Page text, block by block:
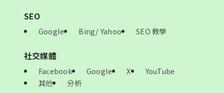
SEO
Google Bing/ Yahoo SEO 教學
社交媒體
Facebook Google X
YouTube
其他
分析